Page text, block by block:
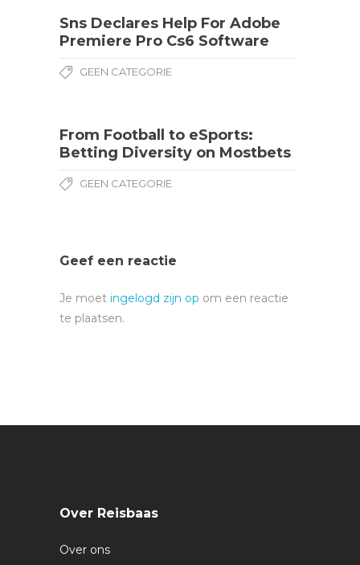
Sns Declares Help For Adobe
Premiere Pro Cs6 Software
GEEN CATEGORIE
From Football to eSports:
Betting Diversity on Mostbets
GEEN CATEGORIE
Geef een reactie
Je moet ingelogd zijn op om een reactie
te plaatsen.
Over Reisbaas
Over ons